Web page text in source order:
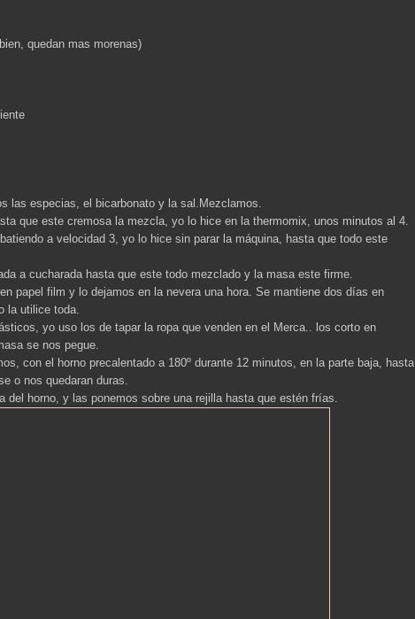
quedan mas morenas)
las especias, el bicarbonato y la sal.Mezclamos.
que este cremosa la mezcla, yo lo hice en la thermomix, unos minutos al 4.
a velocidad 3, yo lo hice sin parar la máquina, hasta que todo este
a cucharada hasta que este todo mezclado y la masa este firme.
papel film y lo dejamos en la nevera una hora. Se mantiene dos días en
la utilice toda.
yo uso los de tapar la ropa que venden en el Merca.. los corto en
se nos pegue.
con el horno precalentado a 180º durante 12 minutos, en la parte baja, hasta
o nos quedaran duras.
del horno, y las ponemos sobre una rejilla hasta que estén frías.